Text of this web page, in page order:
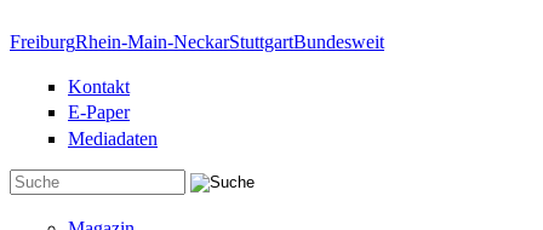
FreiburgRhein-Main-NeckarStuttgartBundesweit
Kontakt
E-Paper
Mediadaten